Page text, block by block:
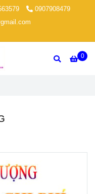
0907908479
0